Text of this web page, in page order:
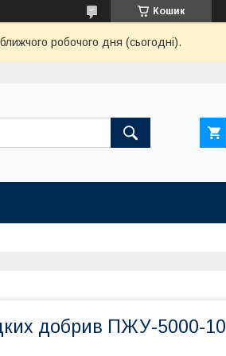
Кошик
робочого дня (сьогодні).
добрив ПЖУ-5000-10